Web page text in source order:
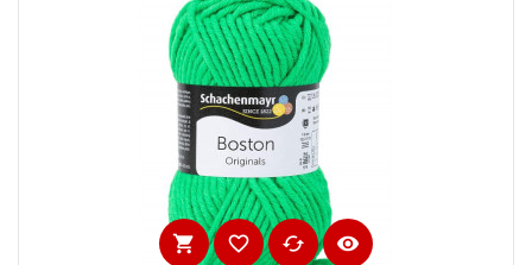
shopping_cart favorite_border cached visibility